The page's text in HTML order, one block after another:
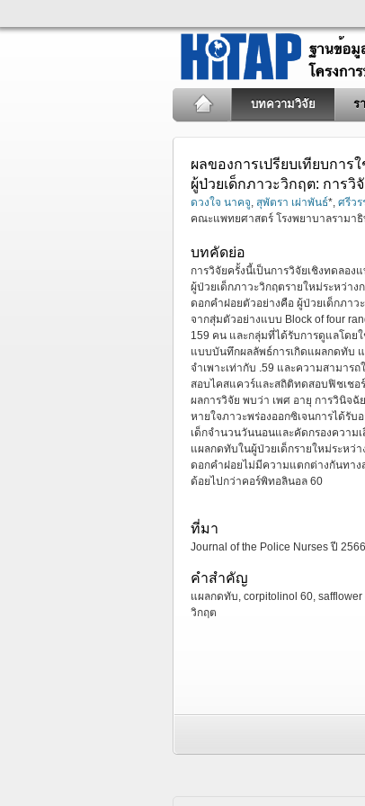
บทความวิจัย ร
ผลของการเปรียบเทียบกา
ผู้ป่วยเด็กภาวะวิกฤต: การ
ดวงใจ นาคจู, สุพัตรา เผ่าพันธ์*, ศรีว
คณะแพทยศาสตร์ โรงพยาบาลรามาธิ
บทคัดย่อ
การวิจัยครั้งนี้เป็นการวิจัยเชิงทดลอ
ผู้ป่วยเด็กภาวะวิกฤตรายใหม่ระหว่า
ดอกคำฝอยตัวอย่างคือ ผู้ป่วยเด็กภา
จากสุ่มตัวอย่างแบบ Block of four
159 คน และกลุ่มที่ได้รับการดูแลโดย
แบบบันทึกผลลัพธ์การเกิดแผลกดทับ
จำเพาะเท่ากับ .59 และความสามาร
สอบไคสแควร์และสถิติทดสอบฟิชเชอร์
ผลการวิจัย พบว่า เพศ อายุ การวินิจฉั
หายใจภาวะพร่องออกซิเจนการได้รั
เด็กจำนวนวันนอนและคัดกรองความ
แผลกดทับในผู้ป่วยเด็กรายใหม่ระหว่
ดอกคำฝอยไม่มีความแตกต่างกันทาง
ด้อยไปกว่าคอร์พิทอลินอล 60
ที่มา
Journal of the Police Nurses ปี
คำสำคัญ
แผลกดทับ, corpitolinol 60,
วิกฤต